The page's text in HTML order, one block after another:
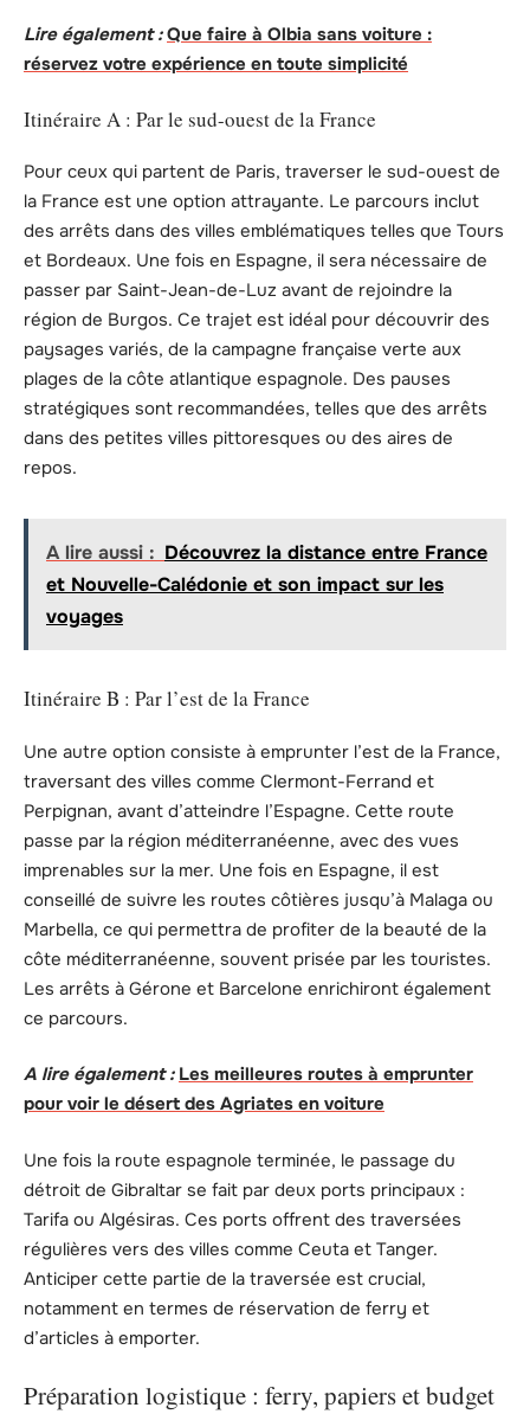
Lire également : Que faire à Olbia sans voiture :
réservez votre expérience en toute simplicité
Itinéraire A : Par le sud-ouest de la France
Pour ceux qui partent de Paris, traverser le sud-ouest de
la France est une option attrayante. Le parcours inclut
des arrêts dans des villes emblématiques telles que Tours
et Bordeaux. Une fois en Espagne, il sera nécessaire de
passer par Saint-Jean-de-Luz avant de rejoindre la
région de Burgos. Ce trajet est idéal pour découvrir des
paysages variés, de la campagne française verte aux
plages de la côte atlantique espagnole. Des pauses
stratégiques sont recommandées, telles que des arrêts
dans des petites villes pittoresques ou des aires de
repos.
A lire aussi : Découvrez la distance entre France
et Nouvelle-Calédonie et son impact sur les
voyages
Itinéraire B : Par l’est de la France
Une autre option consiste à emprunter l’est de la France,
traversant des villes comme Clermont-Ferrand et
Perpignan, avant d’atteindre l’Espagne. Cette route
passe par la région méditerranéenne, avec des vues
imprenables sur la mer. Une fois en Espagne, il est
conseillé de suivre les routes côtières jusqu’à Malaga ou
Marbella, ce qui permettra de profiter de la beauté de la
côte méditerranéenne, souvent prisée par les touristes.
Les arrêts à Gérone et Barcelone enrichiront également
ce parcours.
A lire également : Les meilleures routes à emprunter
pour voir le désert des Agriates en voiture
Une fois la route espagnole terminée, le passage du
détroit de Gibraltar se fait par deux ports principaux :
Tarifa ou Algésiras. Ces ports offrent des traversées
régulières vers des villes comme Ceuta et Tanger.
Anticiper cette partie de la traversée est crucial,
notamment en termes de réservation de ferry et
d’articles à emporter.
Préparation logistique : ferry, papiers et budget